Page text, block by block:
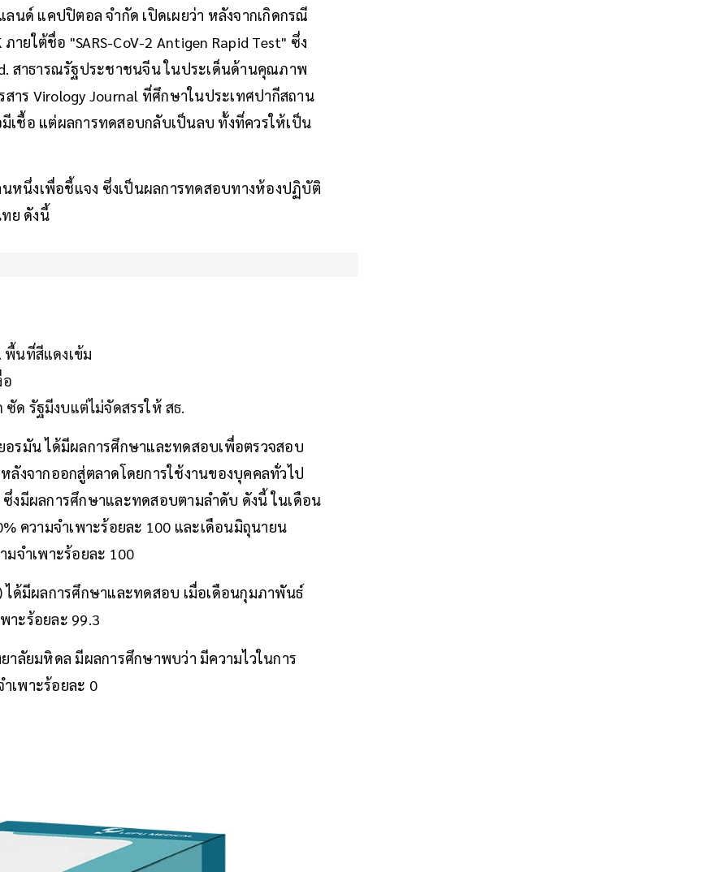
นด์ แคปปิตอล จำกัด เปิดเผยว่า หลังจากเกิดกรณี
ยใต้ชื่อ "SARS-CoV-2 Antigen Rapid Test" ซึ่ง
สาธารณรัฐประชาชนจีน ในประเด็นด้านคุณภาพ
ร Virology Journal ที่ศึกษาในประเทศปากีสถาน
เชื้อ แต่ผลการทดสอบกลับเป็นลบ ทั้งที่ควรให้เป็น
หนึ่งเพื่อชี้แจง ซึ่งเป็นผลการทดสอบทางห้องปฏิบัติ
ทย ดังนี้
พื้นที่สีแดงเข้ม
ด รัฐมีงบแต่ไม่จัดสรรให้ สธ.
อรมัน ได้มีผลการศึกษาและทดสอบเพื่อตรวจสอบ
ลังจากออกสู่ตลาดโดยการใช้งานของบุคคลทั่วไป
งมีผลการศึกษาและทดสอบตามลำดับ ดังนี้ ในเดือน
ความจําเพาะร้อยละ 100 และเดือนมิถุนายน
มจําเพาะร้อยละ 100
ได้มีผลการศึกษาและทดสอบ เมื่อเดือนกุมภาพันธ์
าะร้อยละ 99.3
ลัยมหิดล มีผลการศึกษาพบว่า มีความไวในการ
เพาะร้อยละ 0